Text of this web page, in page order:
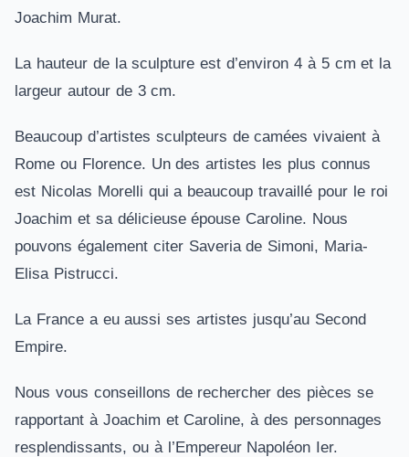
Joachim Murat.
La hauteur de la sculpture est d’environ 4 à 5 cm et la
largeur autour de 3 cm.
Beaucoup d’artistes sculpteurs de camées vivaient à
Rome ou Florence. Un des artistes les plus connus
est Nicolas Morelli qui a beaucoup travaillé pour le roi
Joachim et sa délicieuse épouse Caroline. Nous
pouvons également citer Saveria de Simoni, Maria-
Elisa Pistrucci.
La France a eu aussi ses artistes jusqu’au Second
Empire.
Nous vous conseillons de rechercher des pièces se
rapportant à Joachim et Caroline, à des personnages
resplendissants, ou à l’Empereur Napoléon Ier.